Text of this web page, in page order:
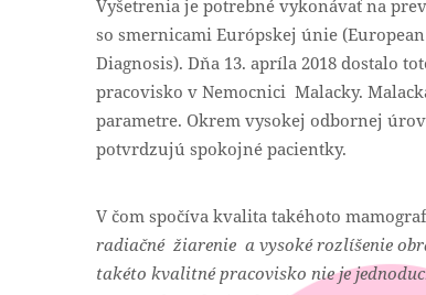
Vyšetrenia je potrebné vykonávať na
so smernicami Európskej únie
Diagnosis). Dňa 13. apríla 2018 dostalo
pracovisko v Nemocnici Malacky.
parametre. Okrem vysokej odbornej
potvrdzujú spokojné pacientky.
V čom spočíva kvalita takéhoto
radiačné žiarenie a vysoké rozlíšenie
takéto kvalitné pracovisko nie je